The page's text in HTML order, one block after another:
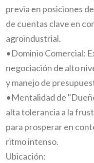
previa en posiciones
de cuentas clave en
agroindustrial.
•Dominio Comercial:
negociación de alto
y manejo de
•Mentalidad de
alta tolerancia a la
para prosperar en
ritmo intenso.
Ubicación: